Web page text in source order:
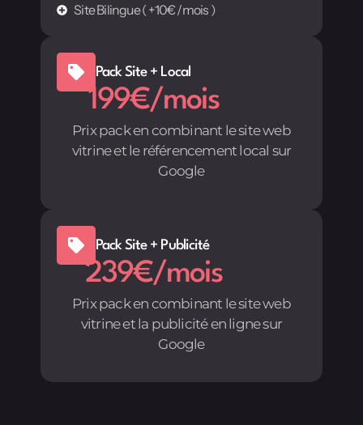
Site Bilingue ( +10€ /mois )
Pack Site + Local
199€/mois
Prix pack en combinant le site web
vitrine et le référencement local sur
Google
Pack Site + Publicité
239€/mois
Prix pack en combinant le site web
vitrine et la publicité en ligne sur
Google